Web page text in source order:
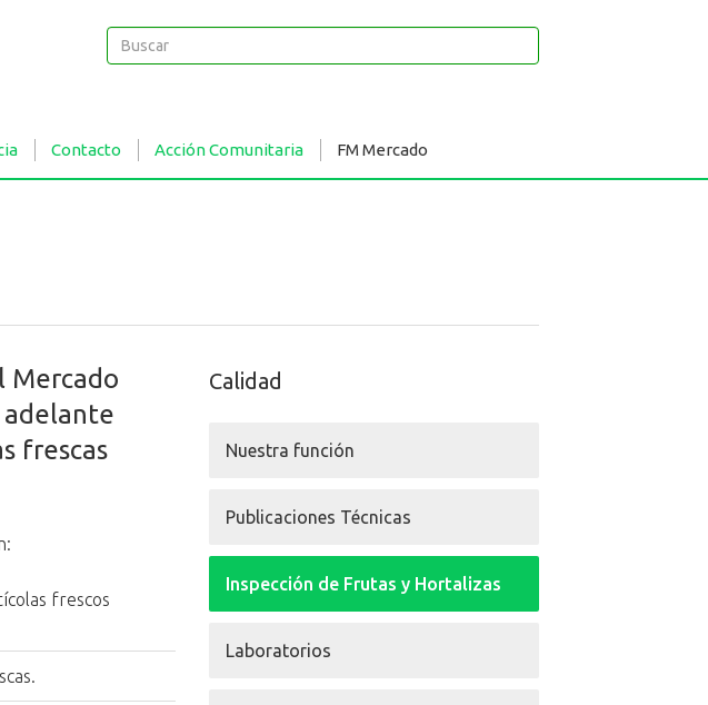
Buscar
Buscar
Contacto Acción Comunitaria FM Mercado
Mercado
frescas
frescos
Calidad
Nuestra función
Publicaciones Técnicas
Inspección de Frutas y Hortalizas
Laboratorios